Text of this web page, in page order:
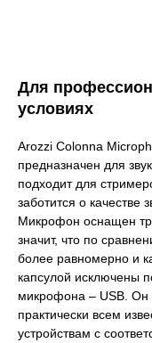
Для
условиях
Arozzi Colonna
предназначен для
подходит для
заботится о качестве
Микрофон оснащен
значит, что по
более равномерно и
капсулой исключены
микрофона – USB.
практически всем
устройствам с